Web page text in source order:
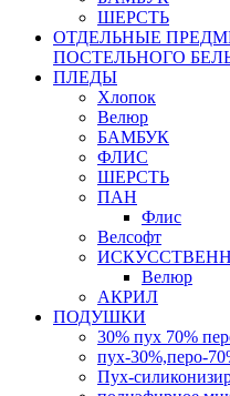
ШЕРСТЬ
ОТДЕЛЬНЫЕ
ПОСТЕЛЬНОГО
ПЛЕДЫ
Хлопок
Велюр
БАМБУК
ФЛИС
ШЕРСТЬ
ПАН
Флис
Велсофт
Велюр
АКРИЛ
ПОДУШКИ
30% пух 70%
пух-30%,перо-
Пух-